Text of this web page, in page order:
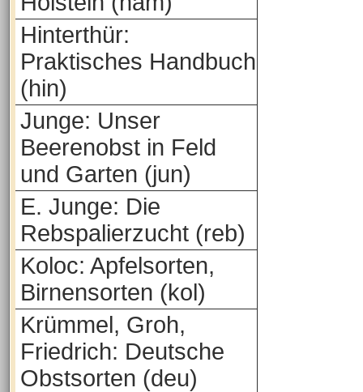
Hinterthür:
Praktisches Handbuch
(hin)
Junge: Unser
Beerenobst in Feld
und Garten (jun)
E. Junge: Die
Rebspalierzucht (reb)
Koloc: Apfelsorten,
Birnensorten (kol)
Krümmel, Groh,
Friedrich: Deutsche
Obstsorten (deu)